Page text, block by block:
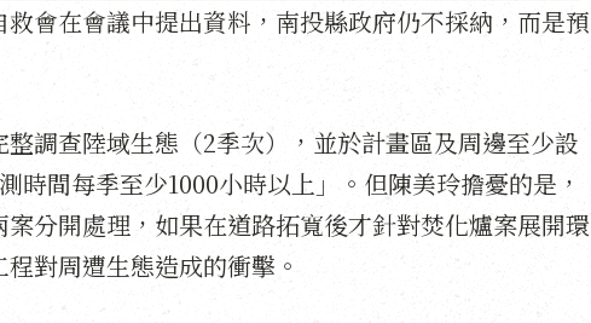
救會在會議中提出資料，南投縣政府仍不採納，而是預
調查陸域生態（2季次），並於計畫區及周邊至少設
時間每季至少1000小時以上」。但陳美玲擔憂的是，
分開處理，如果在道路拓寬後才針對焚化爐案展開環
對周遭生態造成的衝擊。